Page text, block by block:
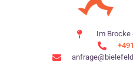
Im Brocke